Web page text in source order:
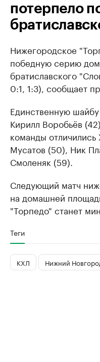
потерпело
Нижегородское
победную серию
братиславского
0:1, 1:3), сообщает
Единственную
Кирилл Воробьёв
команды
Мусатов (50), Ник
Смоленяк (59).
Следующий матч
на домашней
"Торпедо" станет
Теги
КХЛ Нижний